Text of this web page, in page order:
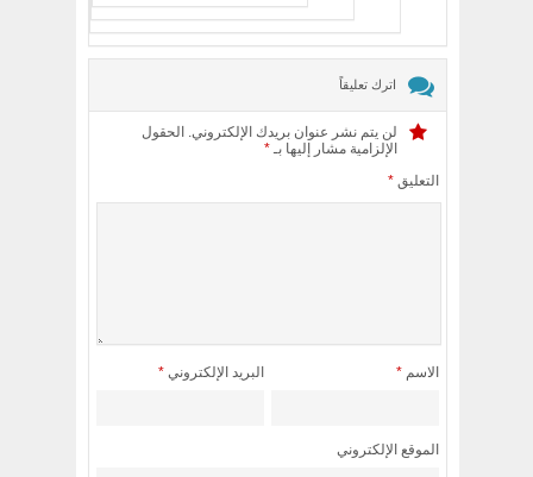
اترك تعليقاً
لن يتم نشر عنوان بريدك الإلكتروني. الحقول
الإلزامية مشار إليها بـ *
التعليق *
الاسم * البريد الإلكتروني *
الموقع الإلكتروني